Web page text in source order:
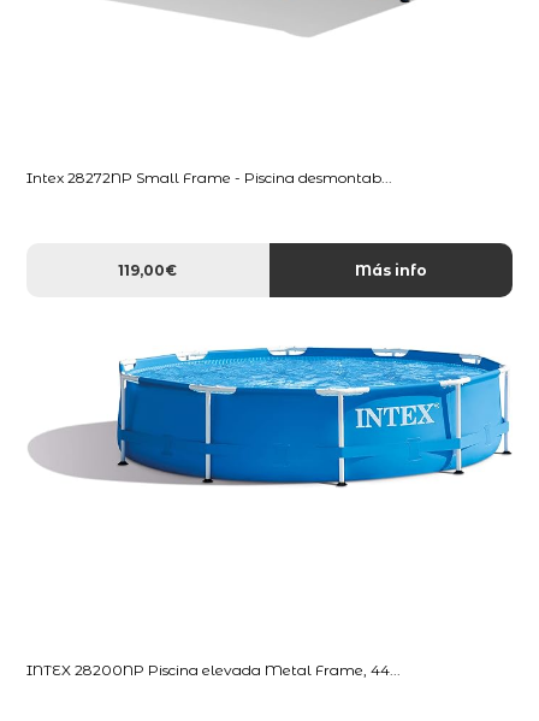
Intex 28272NP Small Frame - Piscina desmontab...
119,00€ Más info
INTEX 28200NP Piscina elevada Metal Frame, 44...